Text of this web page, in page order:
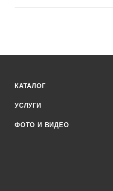
КАТАЛОГ
УСЛУГИ
ФОТО И ВИДЕО